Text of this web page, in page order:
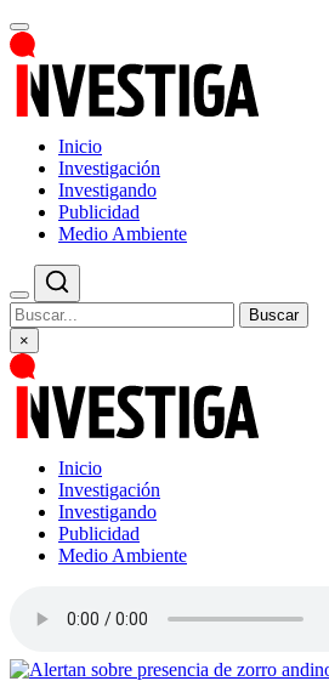
Inicio
Investigación
Investigando
Publicidad
Medio Ambiente
Buscar
×
Inicio
Investigación
Investigando
Publicidad
Medio Ambiente